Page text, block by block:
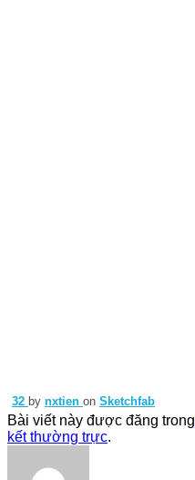
32 by nxtien on Sketchfab
Bài viết này được đăng trong
kết thường trực.